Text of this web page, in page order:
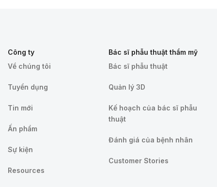
Công ty
Về chúng tôi
Tuyển dụng
Tin mới
Ấn phẩm
Sự kiện
Resources
Bác sĩ phẫu thuật thẩm mỹ
Bác sĩ phẫu thuật
Quản lý 3D
Kế hoạch của bác sĩ phẫu
thuật
Đánh giá của bệnh nhân
Customer Stories